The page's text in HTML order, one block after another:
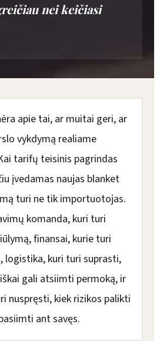
nei keičiasi
apie tai, ar muitai geri, ar
vykdymą realiame
tarifų teisinis pagrindas
įvedamas naujas blanket
turi ne tik importuotojas.
komanda, kuri turi
finansai, kurie turi
logistika, kuri turi suprasti,
gali atsiimti permoką, ir
nuspręsti, kiek rizikos palikti
ant savęs.